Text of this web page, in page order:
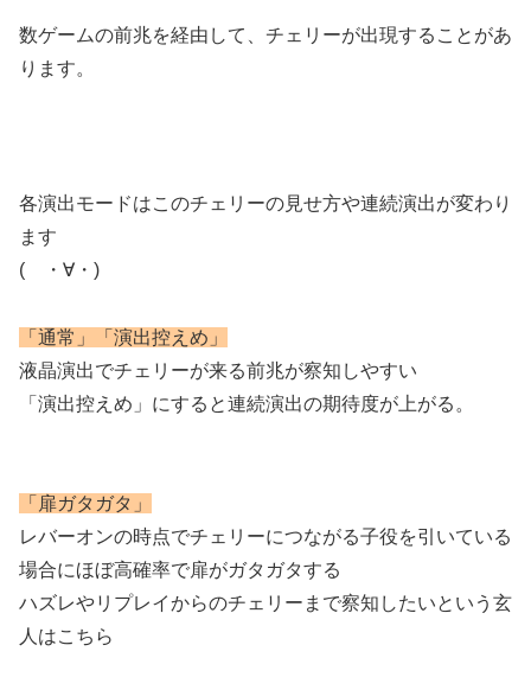
数ゲームの前兆を経由して、チェリーが出現することがあ
ります。
各演出モードはこのチェリーの見せ方や連続演出が変わり
ます
( ・∀・)
「通常」「演出控えめ」
液晶演出でチェリーが来る前兆が察知しやすい
「演出控えめ」にすると連続演出の期待度が上がる。
「扉ガタガタ」
レバーオンの時点でチェリーにつながる子役を引いている
場合にほぼ高確率で扉がガタガタする
ハズレやリプレイからのチェリーまで察知したいという玄
人はこちら